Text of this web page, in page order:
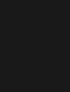
nueva)
nueva)
nueva)